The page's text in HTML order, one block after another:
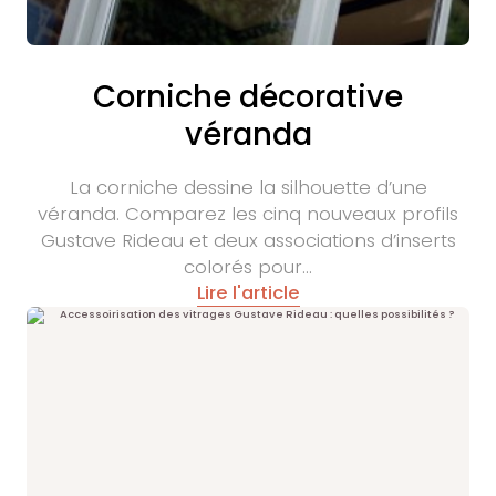
Corniche décorative
véranda
La corniche dessine la silhouette d’une
véranda. Comparez les cinq nouveaux profils
Gustave Rideau et deux associations d’inserts
colorés pour…
Lire l'article